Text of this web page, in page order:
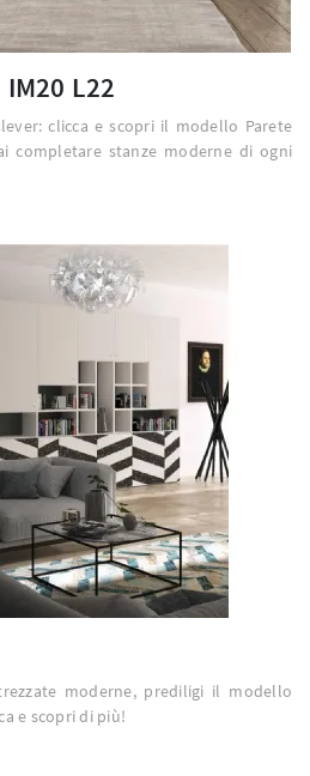
L22
clicca e scopri il modello Parete
completare stanze moderne di ogni
moderne, prediligi il modello
e scopri di più!